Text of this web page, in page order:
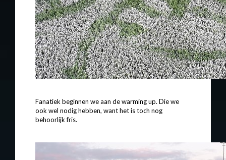
Fanatiek beginnen we aan de warming up. Die we
ook wel nodig hebben, want het is toch nog
behoorlijk fris.